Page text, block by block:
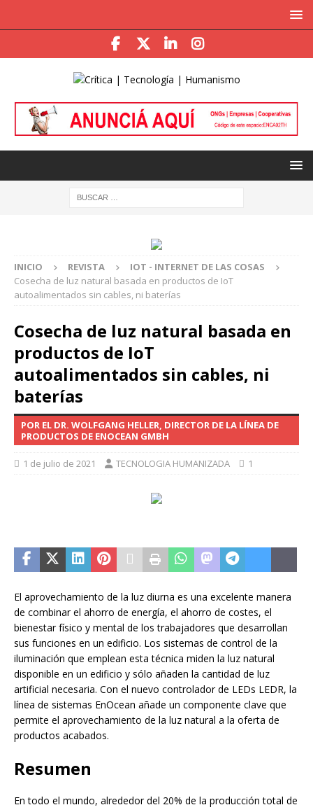
INICIO REVISTA
IOT - INTERNET DE LAS COSAS
Cosecha de luz natural basada en productos de IoT
autoalimentados sin cables, ni baterías
Cosecha de luz natural basada en
productos de IoT
autoalimentados sin cables, ni
baterías
POR EL DR. WOLFGANG HELLER, DIRECTOR DE LA LÍNEA DE
PRODUCTOS DE ENOCEAN GMBH
1 de julio de 2021 TECNOLOGIA HUMANIZADA 1
El aprovechamiento de la luz diurna es una excelente manera
de combinar el ahorro de energía, el ahorro de costes, el
bienestar físico y mental de los trabajadores que desarrollan
sus funciones en un edificio. Los sistemas de control de la
iluminación que emplean esta técnica miden la luz natural
disponible en un edificio y sólo añaden la cantidad de luz
artificial necesaria. Con el nuevo controlador de LEDs LEDR, la
línea de sistemas EnOcean añade un componente clave que
permite el aprovechamiento de la luz natural a la oferta de
productos acabados.
Resumen
En todo el mundo, alrededor del 20% de la producción total de